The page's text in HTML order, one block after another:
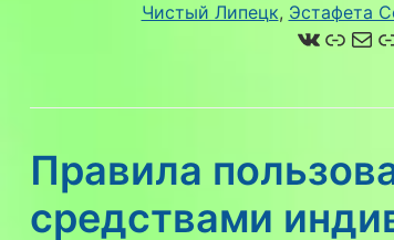
Чистый Липецк, Эстафета
Правила
средствами